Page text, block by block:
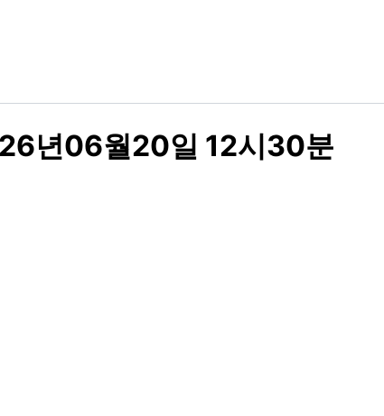
년06월20일 12시30분